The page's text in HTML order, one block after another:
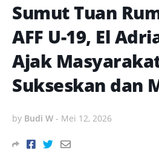
Sumut Tuan
AFF U-19, El
Ajak
Sukseskan dan
by Budi W - Mei 12, 2026